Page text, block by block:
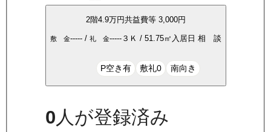
2階4.9万円共益費等3,000円
敷 金----- /礼 金----- ３Ｋ /51.75㎡ 入居日相 談
P空き有 敷礼0 南向き
0人が登録済み